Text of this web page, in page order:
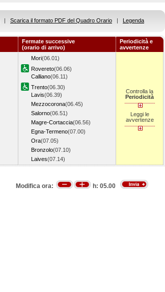
| Scarica il formato PDF del Quadro Orario | Legenda
Fermate successive
(orario di arrivo)
Periodicità e
avvertenze
Mori(06.01)
Rovereto(06.06)
Calliano(06.11)
Trento(06.30)
Lavis(06.39)
Mezzocorona(06.45)
Salorno(06.51)
Magre-Cortaccia(06.56)
Egna-Termeno(07.00)
Ora(07.05)
Bronzolo(07.10)
Laives(07.14)
Controlla la
Periodicità
Leggi le
avvertenze
Modifica ora: h: 05.00